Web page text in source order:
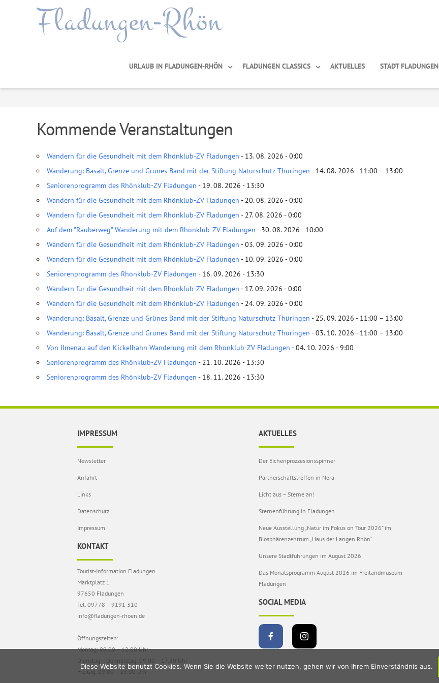
Fladungen-Rhön
URLAUB IN FLADUNGEN-RHÖN FLADUNGEN CLASSICS AKTUELLES STADT FLADUNGEN
Kommende Veranstaltungen
Wandern für die Gesundheit mit dem Rhönklub-ZV Fladungen - 13. 08. 2026 - 0:00
Wanderung: Basalt, Grenze und Grünes Band mit der Stiftung Naturschutz Thüringen - 14. 08. 2026 - 11:00 – 13:00
Seniorenprogramm des Rhönklub-ZV Fladungen - 19. 08. 2026 - 13:30
Wandern für die Gesundheit mit dem Rhönklub-ZV Fladungen - 20. 08. 2026 - 0:00
Wandern für die Gesundheit mit dem Rhönklub-ZV Fladungen - 27. 08. 2026 - 0:00
Auf dem "Räuberweg" Wanderung mit dem Rhönklub-ZV Fladungen - 30. 08. 2026 - 10:00
Wandern für die Gesundheit mit dem Rhönklub-ZV Fladungen - 03. 09. 2026 - 0:00
Wandern für die Gesundheit mit dem Rhönklub-ZV Fladungen - 10. 09. 2026 - 0:00
Seniorenprogramm des Rhönklub-ZV Fladungen - 16. 09. 2026 - 13:30
Wandern für die Gesundheit mit dem Rhönklub-ZV Fladungen - 17. 09. 2026 - 0:00
Wandern für die Gesundheit mit dem Rhönklub-ZV Fladungen - 24. 09. 2026 - 0:00
Wanderung: Basalt, Grenze und Grünes Band mit der Stiftung Naturschutz Thüringen - 25. 09. 2026 - 11:00 – 13:00
Wanderung: Basalt, Grenze und Grünes Band mit der Stiftung Naturschutz Thüringen - 03. 10. 2026 - 11:00 – 13:00
Von Ilmenau auf den Kickelhahn Wanderung mit dem Rhönklub-ZV Fladungen - 04. 10. 2026 - 9:00
Seniorenprogramm des Rhönklub-ZV Fladungen - 21. 10. 2026 - 13:30
Seniorenprogramm des Rhönklub-ZV Fladungen - 18. 11. 2026 - 13:30
IMPRESSUM
Newsletter
Anfahrt
Links
Datenschutz
Impressum
KONTAKT
Tourist-Information Fladungen
Marktplatz 1
97650 Fladungen
Tel. 09778 – 9191 310
info@fladungen-rhoen.de
Öffnungszeiten:
Montag: 09.00 – 12.00 Uhr
Dienstag – Donnerstag: 09.00 – 17.30 Uhr
Freitag: 09.00 – 13.00 Uhr
AKTUELLES
Der Eichenprozzesionsspinner
Partnerschaftstreffen in Nora
Licht aus – Sterne an!
Sternenführung in Fladungen
Neue Ausstellung „Natur im Fokus on Tour 2026“ im
Biosphärenzentrum „Haus der Langen Rhön“
Unsere Stadtführungen im August 2026
Das Monatsprogramm August 2026 im Freilandmuseum
Fladungen
SOCIAL MEDIA
Diese Website benutzt Cookies. Wenn Sie die Website weiter nutzen, gehen wir von Ihrem Einverständnis aus.